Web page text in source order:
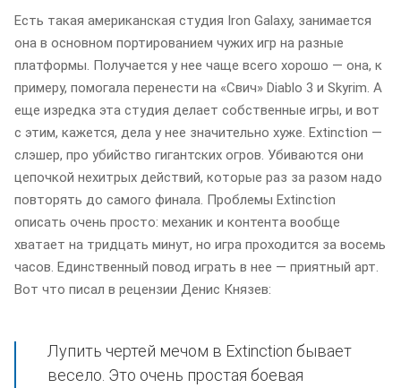
Есть такая американская студия Iron Galaxy, занимается
она в основном портированием чужих игр на разные
платформы. Получается у нее чаще всего хорошо — она, к
примеру, помогала перенести на «Свич» Diablo 3 и Skyrim. А
еще изредка эта студия делает собственные игры, и вот
с этим, кажется, дела у нее значительно хуже. Extinction —
слэшер, про убийство гигантских огров. Убиваются они
цепочкой нехитрых действий, которые раз за разом надо
повторять до самого финала. Проблемы Extinction
описать очень просто: механик и контента вообще
хватает на тридцать минут, но игра проходится за восемь
часов. Единственный повод играть в нее — приятный арт.
Вот что писал в рецензии Денис Князев:
Лупить чертей мечом в Extinction бывает
весело. Это очень простая боевая